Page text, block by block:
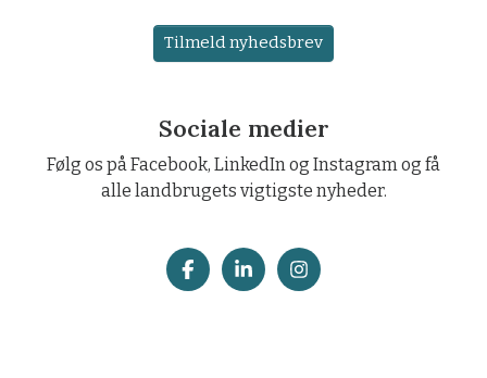
Tilmeld nyhedsbrev
Sociale medier
Følg os på Facebook, LinkedIn og Instagram og få
alle landbrugets vigtigste nyheder.